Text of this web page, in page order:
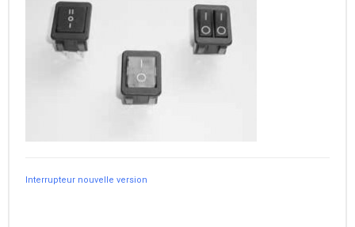
Interrupteur nouvelle version